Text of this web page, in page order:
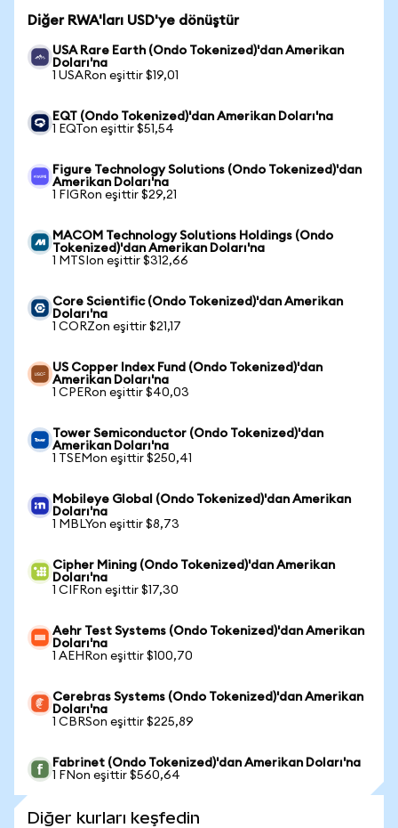
Diğer RWA'ları USD'ye dönüştür
USA Rare Earth (Ondo Tokenized)'dan Amerikan
Doları'na
1 USARon eşittir $19,01
EQT (Ondo Tokenized)'dan Amerikan Doları'na
1 EQTon eşittir $51,54
Figure Technology Solutions (Ondo Tokenized)'dan
Amerikan Doları'na
1 FIGRon eşittir $29,21
MACOM Technology Solutions Holdings (Ondo
Tokenized)'dan Amerikan Doları'na
1 MTSIon eşittir $312,66
Core Scientific (Ondo Tokenized)'dan Amerikan
Doları'na
1 CORZon eşittir $21,17
US Copper Index Fund (Ondo Tokenized)'dan
Amerikan Doları'na
1 CPERon eşittir $40,03
Tower Semiconductor (Ondo Tokenized)'dan
Amerikan Doları'na
1 TSEMon eşittir $250,41
Mobileye Global (Ondo Tokenized)'dan Amerikan
Doları'na
1 MBLYon eşittir $8,73
Cipher Mining (Ondo Tokenized)'dan Amerikan
Doları'na
1 CIFRon eşittir $17,30
Aehr Test Systems (Ondo Tokenized)'dan Amerikan
Doları'na
1 AEHRon eşittir $100,70
Cerebras Systems (Ondo Tokenized)'dan Amerikan
Doları'na
1 CBRSon eşittir $225,89
Fabrinet (Ondo Tokenized)'dan Amerikan Doları'na
1 FNon eşittir $560,64
Diğer kurları keşfedin